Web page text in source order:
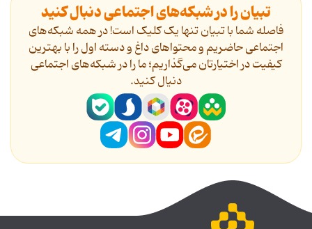
تبیان را در شبکه‌های اجتماعی دنبال کنید
فاصله شما با تبیان تنها یک کلیک است! در همه شبکه‌های
اجتماعی حاضریم و محتواهای داغ و دسته اول را با بهترین
کیفیت در اختیارتان می‌گذاریم؛ ما را در شبکه‌های اجتماعی
دنیال کنید.